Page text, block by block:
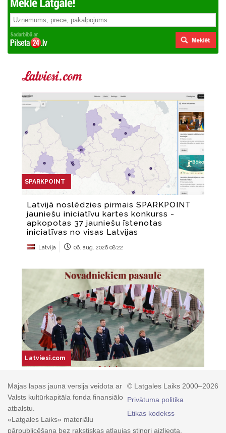
© Latgales Laiks 2000–2026
Privātuma politika
Ētikas kodekss
Mājas lapas jaunā versija veidota ar
Valsts kultūrkapitāla fonda finansiālo
atbalstu.
«Latgales Laiks» materiālu
pārpublicēšana bez rakstiskas atļaujas stingri aizliegta.